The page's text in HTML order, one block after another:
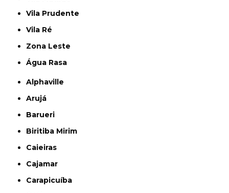
Vila Prudente
Vila Ré
Zona Leste
Água Rasa
Alphaville
Arujá
Barueri
Biritiba Mirim
Caieiras
Cajamar
Carapicuíba